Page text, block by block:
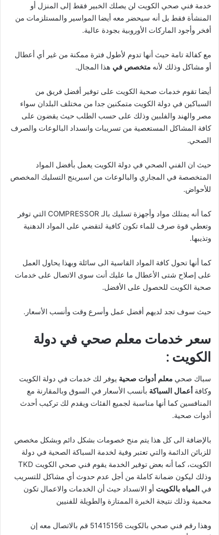
خدمة فني صحي الكويت لن يصلك الخبير فقط إلى المنزل أو
المنشأة فقط بل أنه سيحضر معه أيضا المواسير والمستلزمات من
أفخر وأجود الماركات الأوروبية بجودة عالية.
مع كفالة تامة حيث أنها تدوم لأطول فترة ممكنة من غير أي أعطال
أو مشاكل وذلك لأنه متخصص في هذا المجال.
أيضا تقوم خدمات صحية الكويت على توفير أفضل فريق من
السباكين في دولة الكويت متمكنين جدا من مختلف البلدان سواء
مصر والهند والفلبين وذلك على حسب الطلب حيث يقضون على
كافة المشاكل المستعصية من تسريبات وانسداد البالوعات والصرف
الصحي.
حيث ان الفني الصحي في دولة الكويت يعمل بأفضل المواد
المتخصصة في المجاري والبالوعات من اسبرينج التسليك المخصص
للأحواض.
كما أنه يمتلك مواد وأجهزة تسليك بالـ COMPRESSOR التي توفر
وتعطي قوة صرف للماء تكون كافية لتقضي على المواد الدهنية
وتذيبها.
كما أنها تحول كافة المواد القاسية الى سائلة وبهذا يحاول العمل
على إصلاح شتى الأعطال ما عليك أنت سوى الاتصال على خدمات
صحية الكويت للحصول على الأفضل.
حيث سوف تجد لديهم أفضل عمل وأسرع وقت وأنسب الأسعار.
سعر خدمات معلم صحي في دولة
الكويت :
سباك صحي معلم أدوات صحية يوفر لك خدمات في دولة الكويت
وكافة أعمال السباكة بأنسب الأسعار في السوق وبالمقارنة مع
المنافسين كما أنها مناسبة لجميع الفئات ويقدم لك تركيب أحدث
أدوات صحية.
بالإضافة الى كل هذا يتم منح خصومات بشكل دائم وبشكل مخصص
للزبائن الدائمة والتي تعتبر وفية لخدمة السباكة الصحية في دولة
الكويت، كما أنه بعض توفير الخدمة يقوم فني صحي الكويت TKD
وذلك ليكون ضمانة كاملة من أجل عدم حدوث أي مشاكل للتسريب
في المياه بالكويت أو الانسداد حيث أن الخدمات والاعمال تكون
محمية وذلك نتيجة الخبرة الممتازة والطويلة للفنيين
وهذا رقم فني صحي بالكويت 51415156 قم بالاتصال معه إن